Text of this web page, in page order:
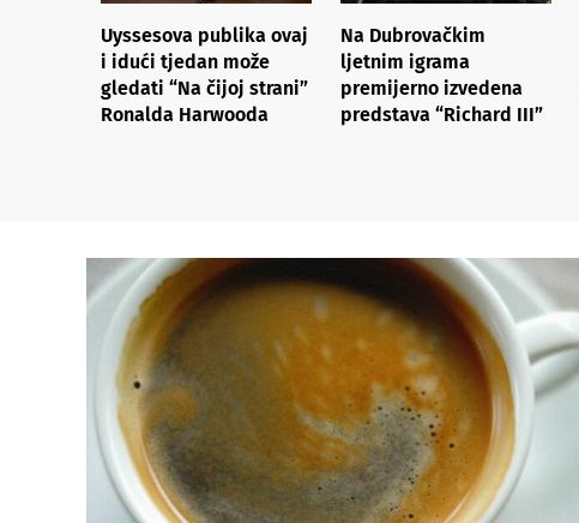
Uyssesova publika ovaj
i idući tjedan može
gledati “Na čijoj strani”
Ronalda Harwooda
Na Dubrovačkim
ljetnim igrama
premijerno izvedena
predstava “Richard III”